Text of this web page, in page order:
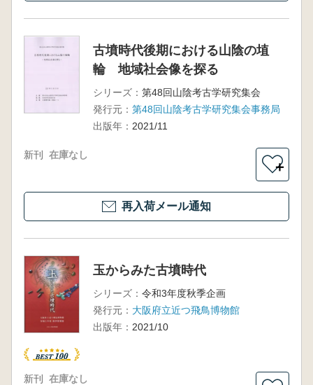
古墳時代後期における山陰の埴
輪 地域社会像を探る
シリーズ： 第48回山陰考古学研究集会
発行元： 第48回山陰考古学研究集会事務局
出版年： 2021/11
新刊 在庫なし
＋
再入荷メール通知
玉からみた古墳時代
シリーズ： 令和3年度秋季企画
発行元： 大阪府立近つ飛鳥博物館
出版年： 2021/10
新刊 在庫なし